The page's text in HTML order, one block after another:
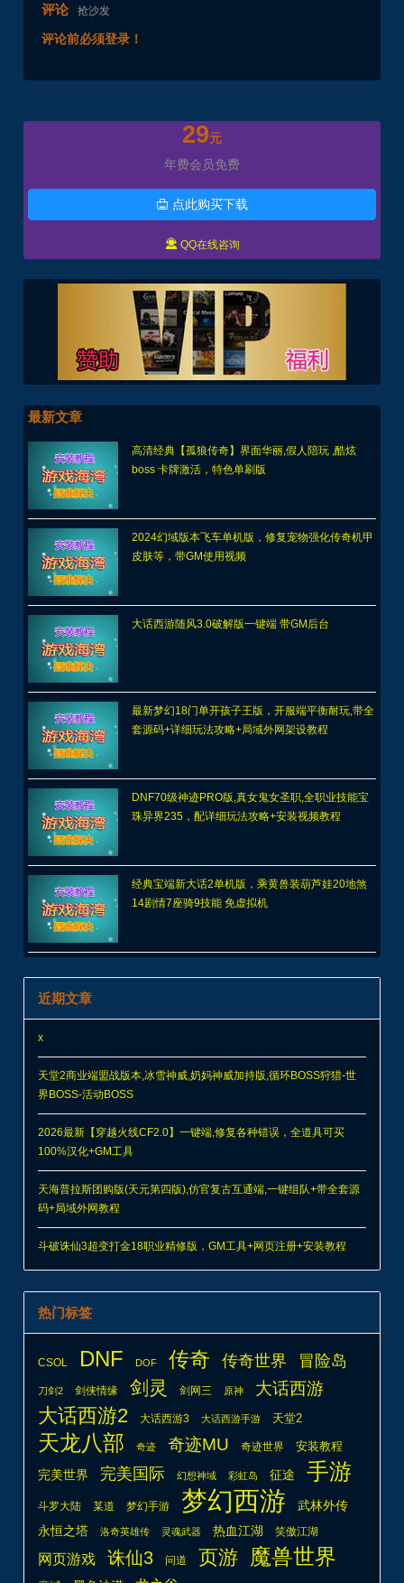
评论 抢沙发
评论前必须登录！
29元
年费会员免费
 点此购买下载
 QQ在线咨询
最新文章
高清经典【孤狼传奇】界面华丽,假人陪玩 ,酷炫
boss 卡牌激活，特色单刷版
2024幻域版本飞车单机版，修复宠物强化传奇机甲
皮肤等，带GM使用视频
大话西游随风3.0破解版一键端 带GM后台
最新梦幻18门单开孩子王版，开服端平衡耐玩,带全
套源码+详细玩法攻略+局域外网架设教程
DNF70级神迹PRO版,真女鬼女圣职,全职业技能宝
珠异界235，配详细玩法攻略+安装视频教程
经典宝端新大话2单机版，乘黄兽装葫芦娃20地煞
14剧情7座骑9技能 免虚拟机
近期文章
x
天堂2商业端盟战版本,冰雪神威,奶妈神威加持版,循环BOSS狩猎-世
界BOSS-活动BOSS
2026最新【穿越火线CF2.0】一键端,修复各种错误，全道具可买
100%汉化+GM工具
天海普拉斯团购版(天元第四版),仿官复古互通端,一键组队+带全套源
码+局域外网教程
斗破诛仙3超变打金18职业精修版，GM工具+网页注册+安装教程
热门标签
CSOL DNF DOF 传奇 传奇世界 冒险岛
刀剑2 剑侠情缘 剑灵 剑网三 原神 大话西游
大话西游2 大话西游3 大话西游手游 天堂2
天龙八部 奇迹 奇迹MU 奇迹世界 安装教程
完美世界 完美国际 幻想神域 彩虹岛 征途 手游
斗罗大陆 某道 梦幻手游 梦幻西游
武林外传
永恒之塔
洛奇英雄传 灵魂武器 热血江湖 笑傲江湖
网页游戏 诛仙3 问道 页游 魔兽世界